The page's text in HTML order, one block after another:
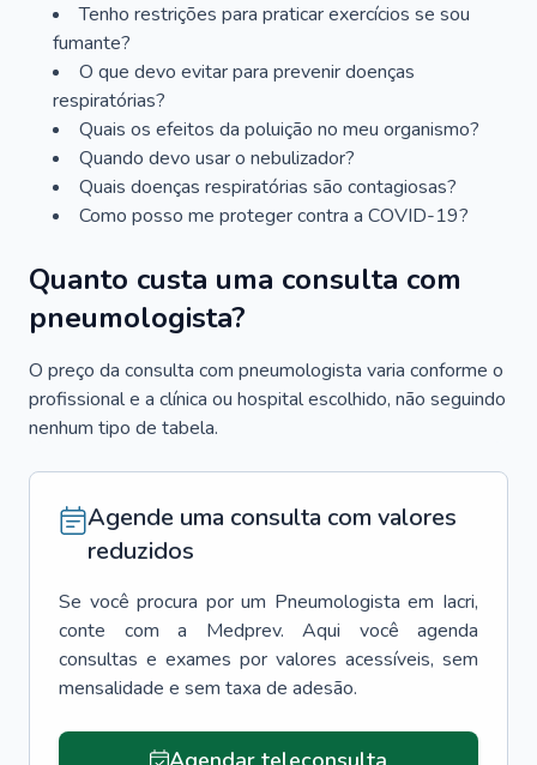
Tenho restrições para praticar exercícios se sou
fumante?
O que devo evitar para prevenir doenças
respiratórias?
Quais os efeitos da poluição no meu organismo?
Quando devo usar o nebulizador?
Quais doenças respiratórias são contagiosas?
Como posso me proteger contra a COVID-19?
Quanto custa uma consulta com
pneumologista?
O preço da consulta com pneumologista varia conforme o
profissional e a clínica ou hospital escolhido, não seguindo
nenhum tipo de tabela.
Agende uma consulta com valores
reduzidos
Se você procura por um Pneumologista em Iacri,
conte com a Medprev. Aqui você agenda
consultas e exames por valores acessíveis, sem
mensalidade e sem taxa de adesão.